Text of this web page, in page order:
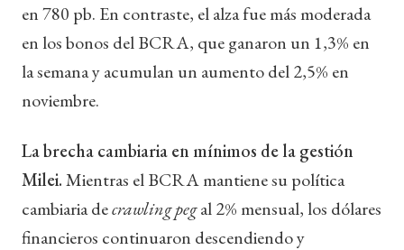
en 780 pb. En contraste, el alza fue más moderada
en los bonos del BCRA, que ganaron un 1,3% en
la semana y acumulan un aumento del 2,5% en
noviembre.
La brecha cambiaria en mínimos de la gestión
Milei.Mientras el BCRA mantiene su política
cambiaria decrawling pegal 2% mensual, los dólares
financieros continuaron descendiendo y